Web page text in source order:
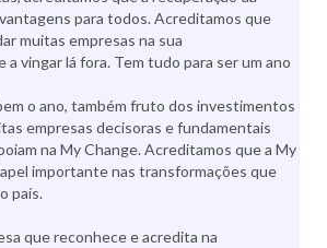
para todos. Acreditamos que
muitas empresas na sua
a vingar lá fora. Tem tudo para ser um ano
o ano, também fruto dos investimentos
empresas decisoras e fundamentais
na My Change. Acreditamos que a My
importante nas transformações que
país.
que reconhece e acredita na